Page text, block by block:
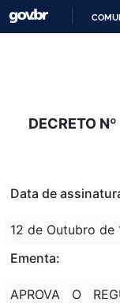
DECRETO
Data de
12 de Outubro de
Ementa:
APROVA O